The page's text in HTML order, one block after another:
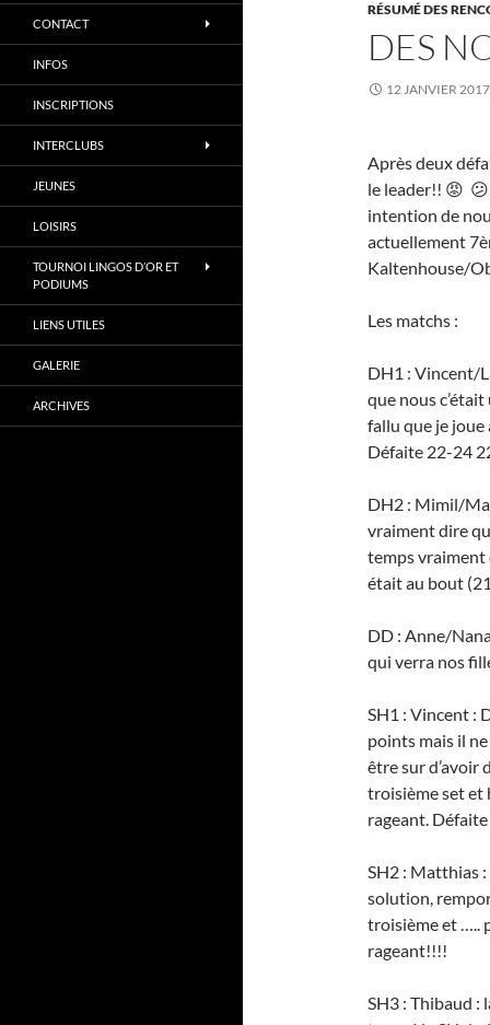
RÉSUMÉ DES
DES
12 JANVIER 2017
Après deux
le leader!! 😡
intention de
actuellement
Kaltenhouse/
Les matchs :
DH1 : Vincent/
que nous
fallu que je
Défaite 22-24
DH2 : Mimil/
vraiment dire
temps vraiment
était au bout
DD : Anne/
qui verra nos
SH1 : Vincent :
points mais il
être sur d’avoir
troisième set et
rageant.
SH2 : Matthias
solution,
troisième et …..
rageant!!!!
SH3 : Thibaud :
CONTACT
INFOS
INSCRIPTIONS
INTERCLUBS
JEUNES
LOISIRS
TOURNOI LINGOS D’OR ET
PODIUMS
LIENS UTILES
GALERIE
ARCHIVES